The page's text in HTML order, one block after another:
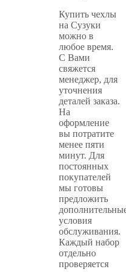
Купить чехлы
на Сузуки
можно в
любое время.
С Вами
свяжется
менеджер, для
уточнения
деталей заказа.
На
оформление
вы потратите
менее пяти
минут. Для
постоянных
покупателей
мы готовы
предложить
условия
обслуживания.
Каждый набор
отдельно
проверяется